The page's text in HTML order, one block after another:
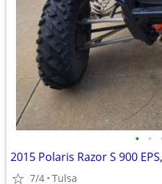
• •
2015 Polaris Razor S 900 EPS,
7/4 Tulsa